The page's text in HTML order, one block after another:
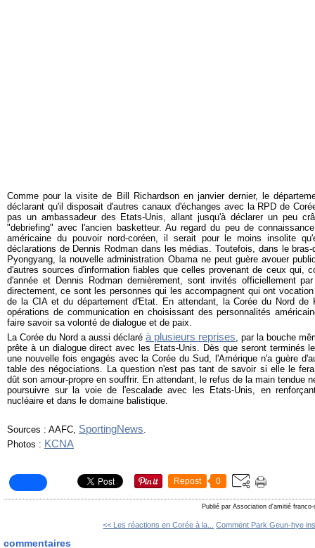
Comme pour la visite de Bill Richardson en janvier dernier, le
déclarant qu'il disposait d'autres canaux d'échanges avec la RPD de
pas un ambassadeur des Etats-Unis, allant jusqu'à déclarer un peu
"debriefing" avec l'ancien basketteur. Au regard du peu de
américaine du pouvoir nord-coréen, il serait pour le moins insolite
déclarations de Dennis Rodman dans les médias. Toutefois, dans le
Pyongyang, la nouvelle administration Obama ne peut guère avouer
d'autres sources d'information fiables que celles provenant de ceux qui,
d'année et Dennis Rodman dernièrement, sont invités officiellement
directement, ce sont les personnes qui les accompagnent qui ont
de la CIA et du département d'Etat. En attendant, la Corée du Nord de
opérations de communication en choisissant des personnalités
faire savoir sa volonté de dialogue et de paix.
La Corée du Nord a aussi déclaré à plusieurs reprises, par la bouche
prête à un dialogue direct avec les Etats-Unis. Dès que seront terminés
une nouvelle fois engagés avec la Corée du Sud, l'Amérique n'a guère
table des négociations. La question n'est pas tant de savoir si elle le
dût son amour-propre en souffrir. En attendant, le refus de la main tendue
poursuivre sur la voie de l'escalade avec les Etats-Unis, en
nucléaire et dans le domaine balistique.
Sources : AAFC, SportingNews.
Photos : KCNA
Repost 0
Publié par Association d'amitié franco-
<< Les réactions en Corée à la... Comment Park Geun-hye
commentaires